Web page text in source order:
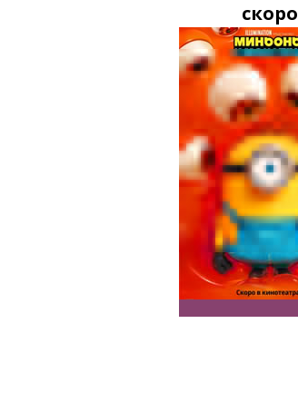
скоро